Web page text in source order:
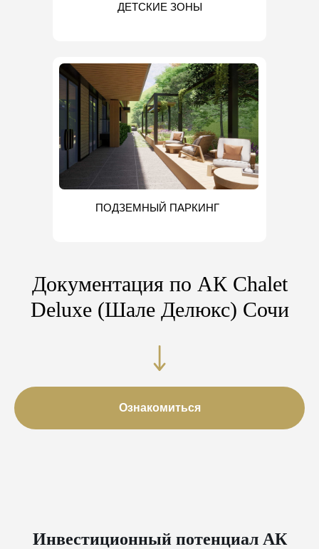
ДЕТСКИЕ ЗОНЫ
ПОДЗЕМНЫЙ ПАРКИНГ
Документация по АК Chalet
Deluxe (Шале Делюкс) Сочи
Ознакомиться
Инвестиционный потенциал АК